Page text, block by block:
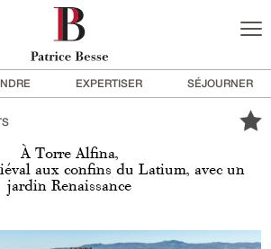
EXPERTISER SÉJOURNER
À Torre Alfina,
aux confins du Latium, avec un
jardin Renaissance